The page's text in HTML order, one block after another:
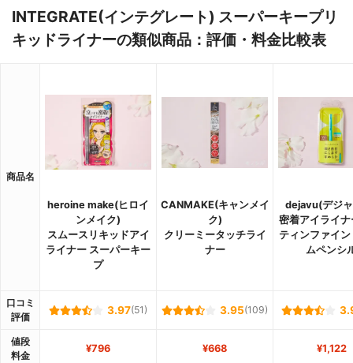
INTEGRATE(インテグレート) スーパーキープリ
キッドライナーの類似商品：評価・料金比較表
商品名
heroine make(ヒロイ
ンメイク)
スムースリキッドアイ
ライナー スーパーキー
プ
CANMAKE(キャンメイ
ク)
クリーミータッチライ
ナー
dejavu(デジ
密着アイライナ
ティンファイン
ムペンシ
口コミ
評価
3.97(51) 3.95(109)
値段
料金
¥796 ¥668 ¥1,122